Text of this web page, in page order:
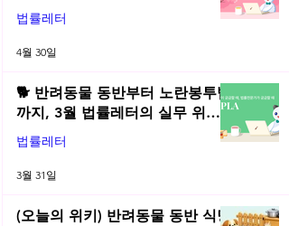
법률레터
법률레터
4월 30일
🐕 반려동물 동반부터 노란봉투법
까지, 3월 법률레터의 실무 위키
총정리! | 2026년 3월 네플라 법률
레터
법률레터
3월 31일
(오늘의 위키) 반려동물 동반 식당